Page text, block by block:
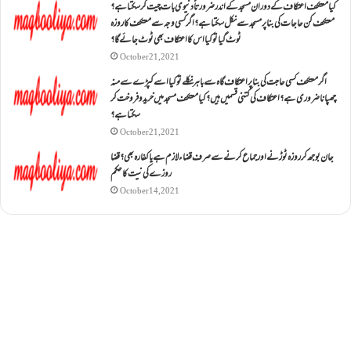
کیا معتکف اعتکاف کے دوران مسجد کے اندر ضرورتاً دنیوی بات چیت کر سکتا ہے؟
معتکف کن حاجات کی بنا پر مسجد سے نکل سکتا ہے؟ اگر کسی وجہ سے معتکف کا روزہ
ٹوٹ گیا تو کیا اس کا اعتکاف بھی ٹوٹ جائے گا؟
October 21, 2021
اگر معتکف کسی حاجت کی بنا پر اعتکاف گاہ سے باہر نکلے تو کیا اسے کپڑے سے منہ
چھپانا ضروری ہے؟اعتکاف کی کتنی قسمیں ہیں؟کیا معتکف مسجد میں خرید و فروخت کر
سکتا ہے؟
October 21, 2021
جان بوجھ کر روزہ ٹوڑنے اور جماع کرنے سے صرف قضاء لازم ہے یا کفارہ بھی؟ قضا
روزے کی نیت کا حکم
October 14, 2021